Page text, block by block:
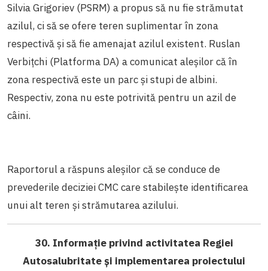
Silvia Grigoriev (PSRM) a propus să nu fie strămutat
azilul, ci să se ofere teren suplimentar în zona
respectivă și să fie amenajat azilul existent. Ruslan
Verbițchi (Platforma DA) a comunicat aleșilor că în
zona respectivă este un parc și stupi de albini.
Respectiv, zona nu este potrivită pentru un azil de
câini.
Raportorul a răspuns aleșilor că se conduce de
prevederile deciziei CMC care stabilește identificarea
unui alt teren și strămutarea azilului.
30. Informație privind activitatea Regiei
Autosalubritate și implementarea proiectului